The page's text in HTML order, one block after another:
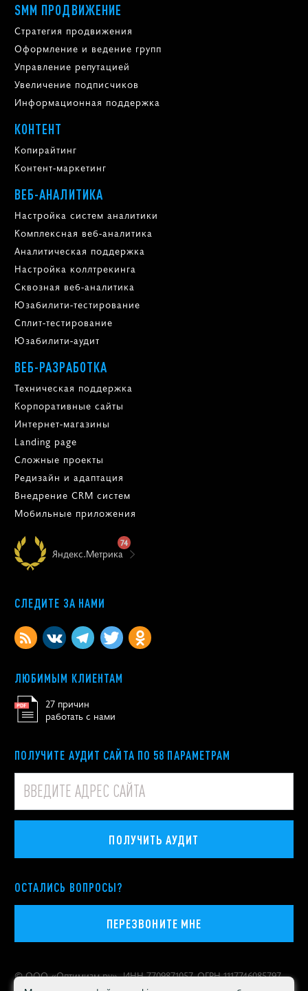
SMM ПРОДВИЖЕНИЕ
Стратегия продвижения
Оформление и ведение групп
Управление репутацией
Увеличение подписчиков
Информационная поддержка
КОНТЕНТ
Копирайтинг
Контент-маркетинг
ВЕБ-АНАЛИТИКА
Настройка систем аналитики
Комплексная веб-аналитика
Аналитическая поддержка
Настройка коллтрекинга
Сквозная веб-аналитика
Юзабилити-тестирование
Сплит-тестирование
Юзабилити-аудит
ВЕБ-РАЗРАБОТКА
Техническая поддержка
Корпоративные сайты
Интернет-магазины
Landing page
Сложные проекты
Редизайн и адаптация
Внедрение CRM систем
Мобильные приложения
Яндекс.Метрика
74
СЛЕДИТЕ ЗА НАМИ
ЛЮБИМЫМ КЛИЕНТАМ
27 причин
работать с нами
ПОЛУЧИТЕ АУДИТ САЙТА ПО 58 ПАРАМЕТРАМ
ПОЛУЧИТЬ АУДИТ
ОСТАЛИСЬ ВОПРОСЫ?
ПЕРЕЗВОНИТЕ МНЕ
© ООО «Оптимизм.ру», ИНН 7709871057, ОГРН 1117746085797
Политика конфиденциальности персональных данных